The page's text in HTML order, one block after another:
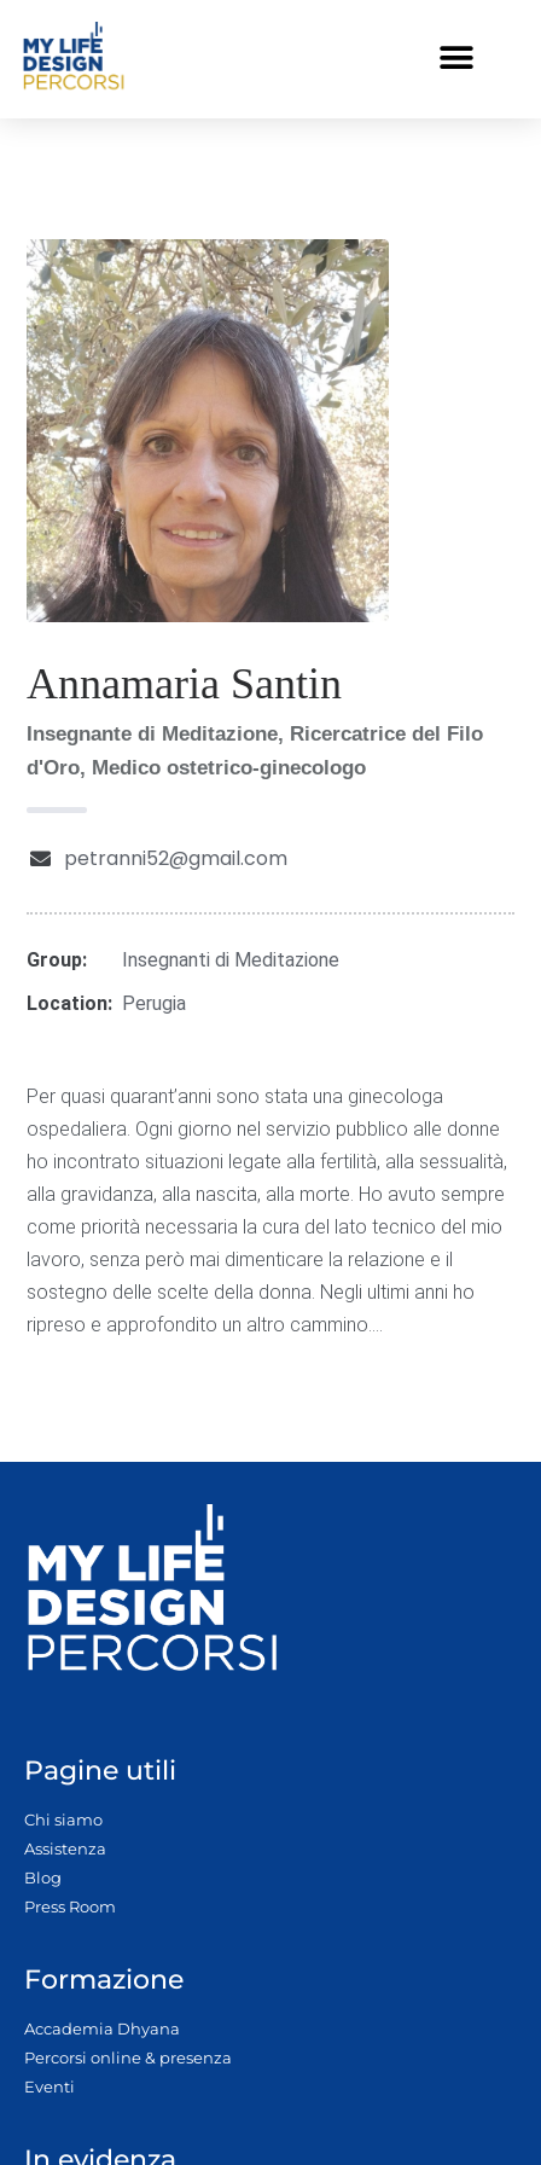
Annamaria Santin
Insegnante di Meditazione, Ricercatrice del Filo
d'Oro, Medico ostetrico-ginecologo
petranni52@gmail.com
Group:
Insegnanti di Meditazione
Location: Perugia
Per quasi quarant’anni sono stata una ginecologa
ospedaliera. Ogni giorno nel servizio pubblico alle donne
ho incontrato situazioni legate alla fertilità, alla sessualità,
alla gravidanza, alla nascita, alla morte. Ho avuto sempre
come priorità necessaria la cura del lato tecnico del mio
lavoro, senza però mai dimenticare la relazione e il
sostegno delle scelte della donna. Negli ultimi anni ho
ripreso e approfondito un altro cammino….
Pagine utili
Chi siamo
Assistenza
Blog
Press Room
Formazione
Accademia Dhyana
Percorsi online & presenza
Eventi